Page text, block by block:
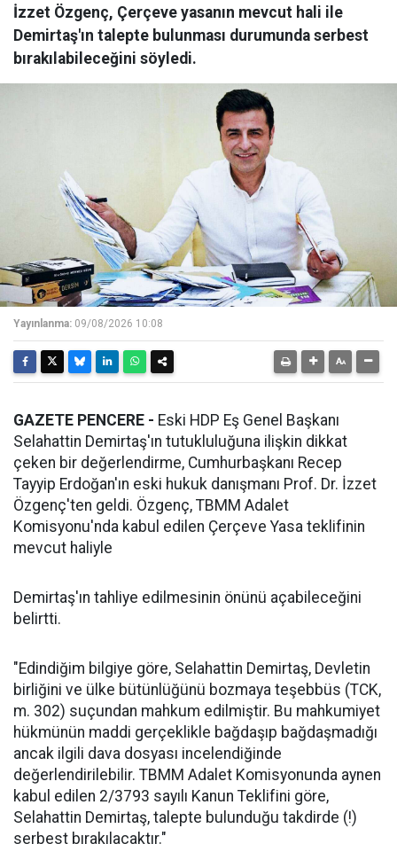
İzzet Özgenç, Çerçeve yasanın mevcut hali ile
Demirtaş'ın talepte bulunması durumunda serbest
bırakılabileceğini söyledi.
Yayınlanma: 09/08/2026 10:08
GAZETE PENCERE - Eski HDP Eş Genel Başkanı
Selahattin Demirtaş'ın tutukluluğuna ilişkin dikkat
çeken bir değerlendirme, Cumhurbaşkanı Recep
Tayyip Erdoğan'ın eski hukuk danışmanı Prof. Dr. İzzet
Özgenç'ten geldi. Özgenç, TBMM Adalet
Komisyonu'nda kabul edilen Çerçeve Yasa teklifinin
mevcut haliyle
Demirtaş'ın tahliye edilmesinin önünü açabileceğini
belirtti.
"Edindiğim bilgiye göre, Selahattin Demirtaş, Devletin
birliğini ve ülke bütünlüğünü bozmaya teşebbüs (TCK,
m. 302) suçundan mahkum edilmiştir. Bu mahkumiyet
hükmünün maddi gerçeklikle bağdaşıp bağdaşmadığı
ancak ilgili dava dosyası incelendiğinde
değerlendirilebilir. TBMM Adalet Komisyonunda aynen
kabul edilen 2/3793 sayılı Kanun Teklifini göre,
Selahattin Demirtaş, talepte bulunduğu takdirde (!)
serbest bırakılacaktır."